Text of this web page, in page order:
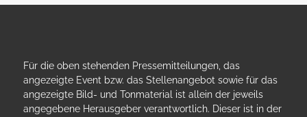
Für die oben stehenden Pressemitteilungen, das
angezeigte Event bzw. das Stellenangebot sowie für das
angezeigte Bild- und Tonmaterial ist allein der jeweils
angegebene Herausgeber verantwortlich. Dieser ist in der